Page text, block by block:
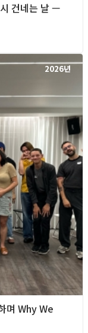
건네는 날 —
2026년
며 Why We